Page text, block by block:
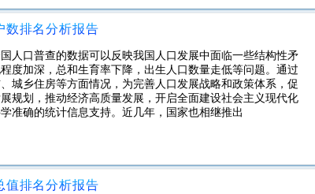
数排名分析报告
人口普查的数据可以反映我国人口发展中面临一些结构性矛
度加深，总和生育率下降，出生人口数量走低等问题。通过
城乡住房等方面情况，为完善人口发展战略和政策体系，促
规划，推动经济高质量发展，开启全面建设社会主义现代化
准确的统计信息支持。近几年，国家也相继推出
值排名分析报告